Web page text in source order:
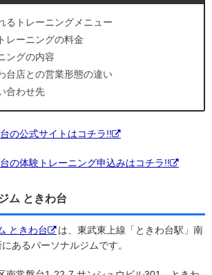
るトレーニングメニュー
レーニングの料金
ングの内容
台店との営業形態の違い
合わせ先
の公式サイトはコチラ!!
の体験トレーニング申込みはコチラ!!
ム ときわ台
ときわ台
は、東武東上線「ときわ台駅」南
あるパーソナルジムです。